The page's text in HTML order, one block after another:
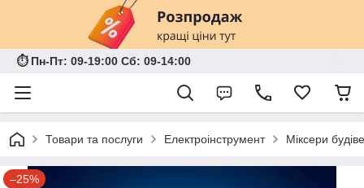
⏱ Пн-Пт: 09-19:00 Сб: 09-14:00
Товари та послуги Електроінструмент Міксери
–25%